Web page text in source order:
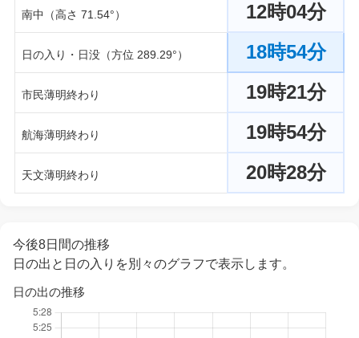
南中（高さ 71.54°） 12時04分
日の入り・日没（方位 289.29°） 18時54分
市民薄明終わり 19時21分
航海薄明終わり 19時54分
天文薄明終わり 20時28分
今後8日間の推移
日の出と日の入りを別々のグラフで表示します。
日の出の推移